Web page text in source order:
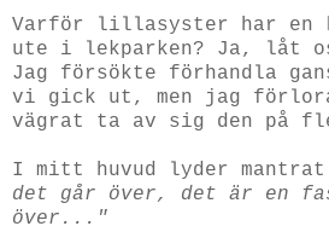
Varför lillasyster har en
ute i lekparken? Ja, låt
Jag försökte förhandla
vi gick ut, men jag
vägrat ta av sig den på
I mitt huvud lyder mantrat
det går över, det är en
över..."